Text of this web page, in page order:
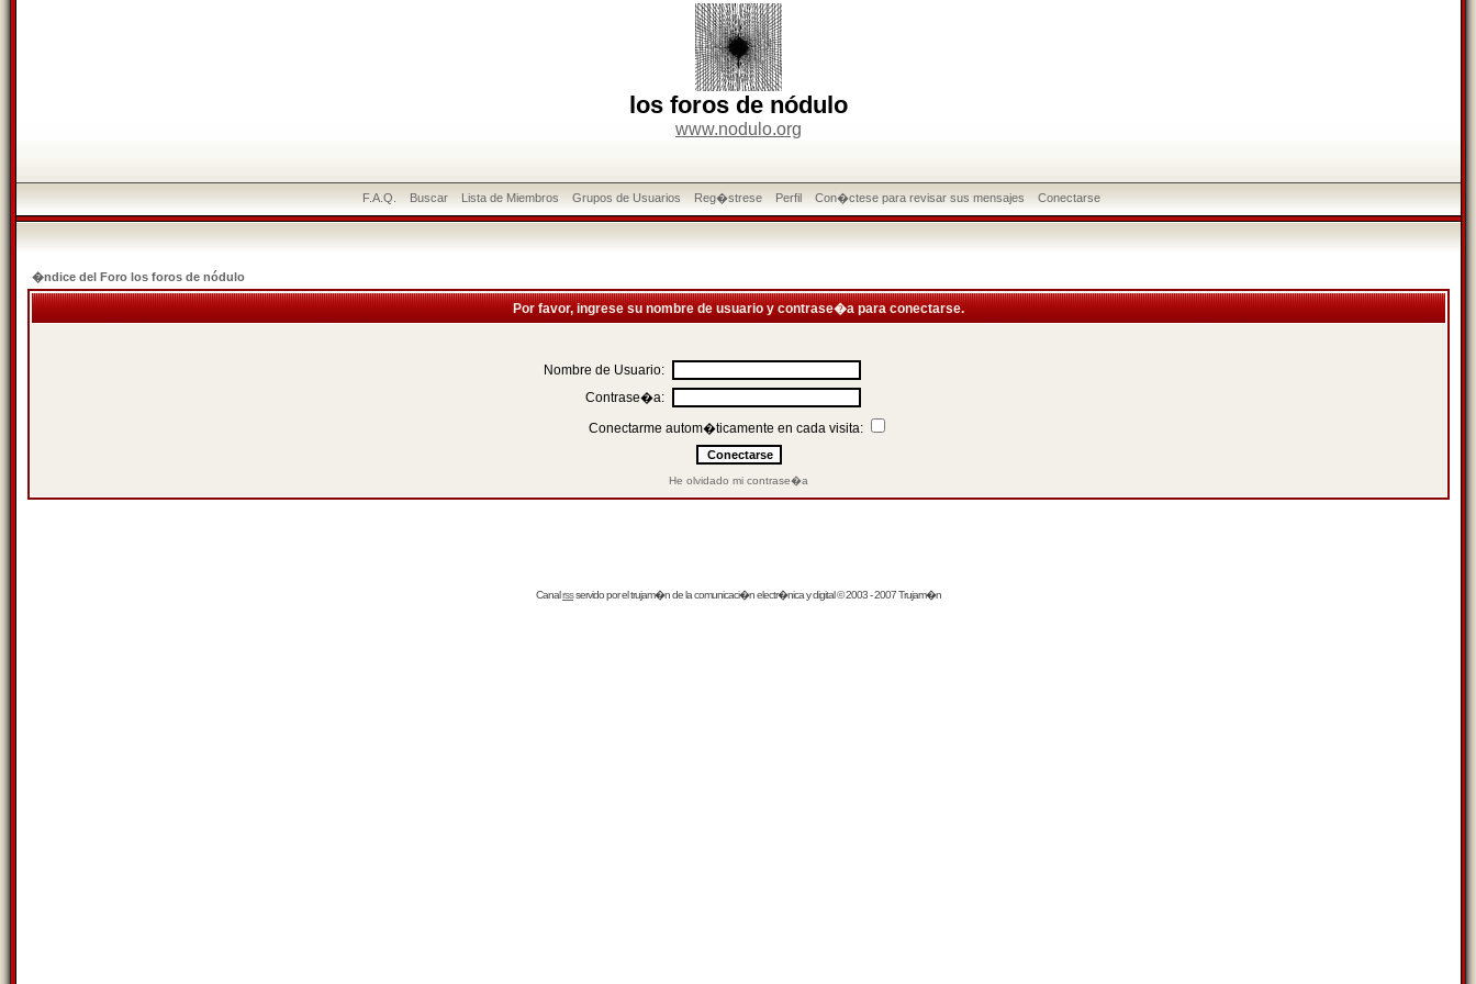
los foros de nódulo
www.nodulo.org
F.A.Q. Buscar Lista de Miembros Grupos de Usuarios Reg�strese Perfil Con�ctese para revisar sus mensajes Conectarse
�ndice del Foro los foros de nódulo
Por favor, ingrese su nombre de usuario y contrase�a para conectarse.
Nombre de Usuario:
Contrase�a:
Conectarme autom�ticamente en cada visita:
He olvidado mi contrase�a
Canalrssservido por eltrujam�nde la comunicaci�n electr�nica y digital © 2003 - 2007 Trujam�n